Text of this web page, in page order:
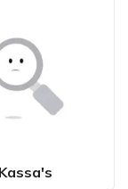
Kassa's